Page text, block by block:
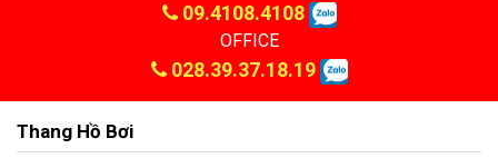
09.4108.4108
OFFICE
028.39.37.18.19
Thang Hồ Bơi